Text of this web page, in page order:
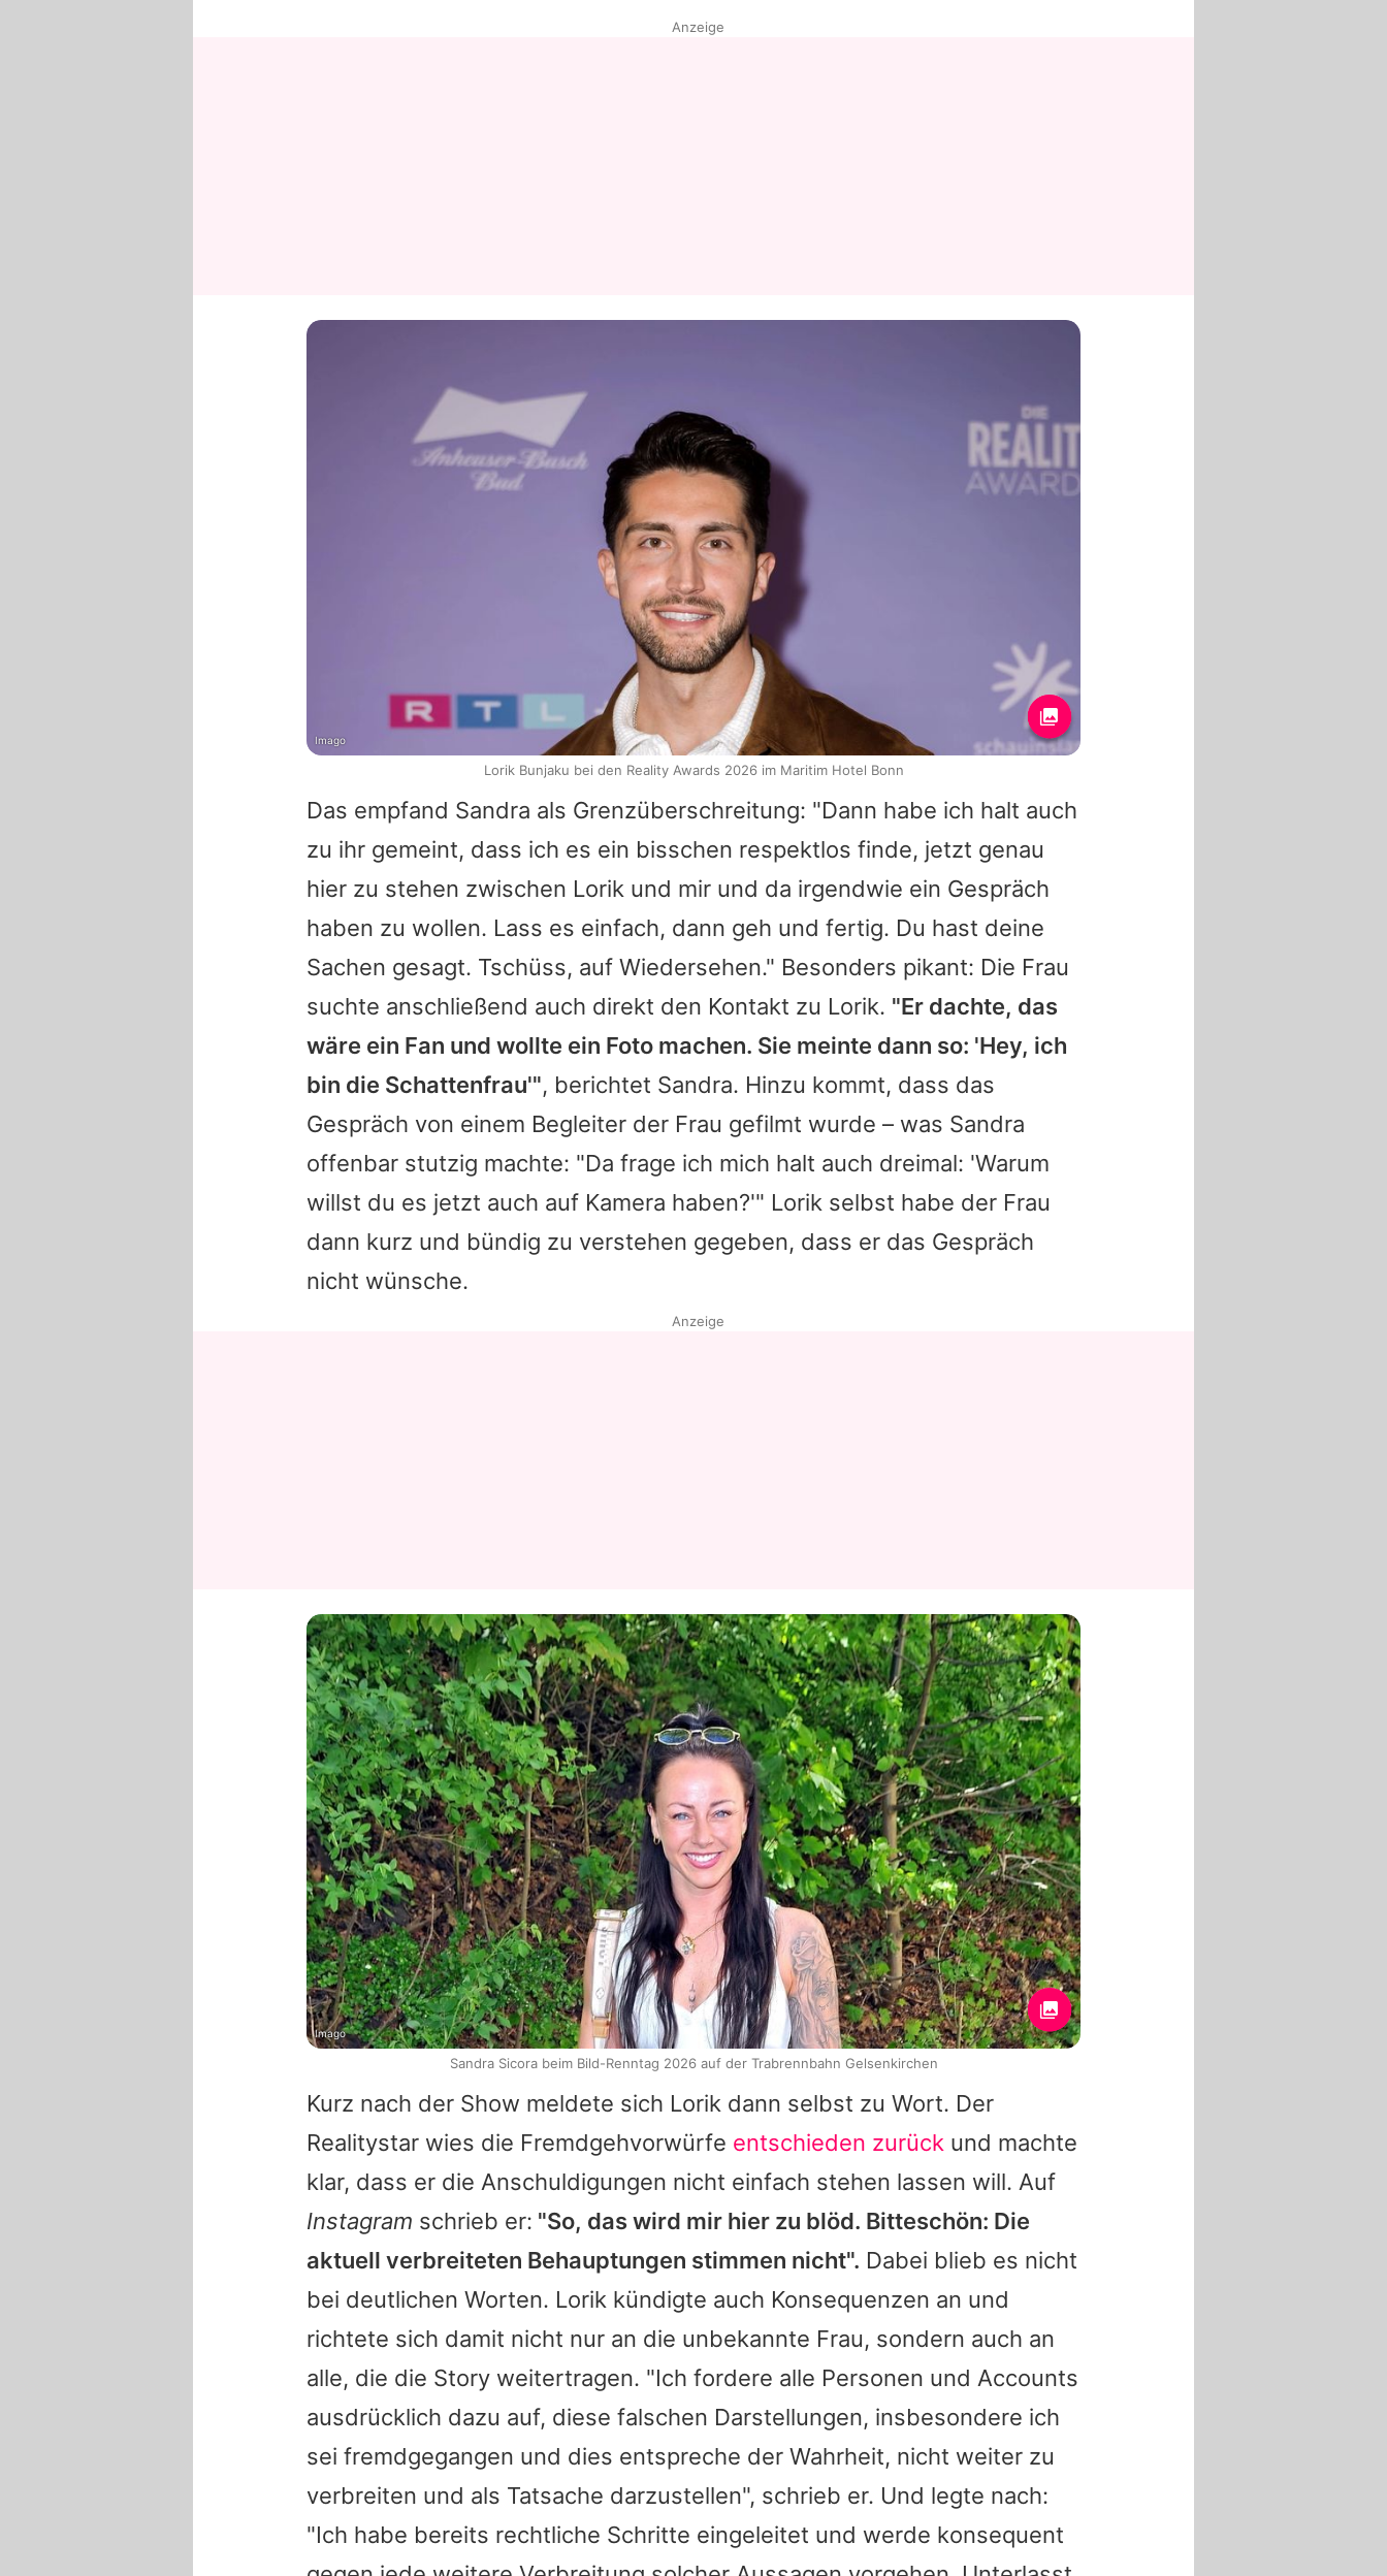
Das empfand Sandra als Grenzüberschreitung: "Dann habe ich halt auch
zu ihr gemeint, dass ich es ein bisschen respektlos finde, jetzt genau
hier zu stehen zwischen Lorik und mir und da irgendwie ein Gespräch
haben zu wollen. Lass es einfach, dann geh und fertig. Du hast deine
Sachen gesagt. Tschüss, auf Wiedersehen." Besonders pikant: Die Frau
suchte anschließend auch direkt den Kontakt zu Lorik. "Er dachte, das
wäre ein Fan und wollte ein Foto machen. Sie meinte dann so: 'Hey, ich
bin die Schattenfrau'", berichtet Sandra. Hinzu kommt, dass das
Gespräch von einem Begleiter der Frau gefilmt wurde – was Sandra
offenbar stutzig machte: "Da frage ich mich halt auch dreimal: 'Warum
willst du es jetzt auch auf Kamera haben?'" Lorik selbst habe der Frau
dann kurz und bündig zu verstehen gegeben, dass er das Gespräch
nicht wünsche.
Kurz nach der Show meldete sich Lorik dann selbst zu Wort. Der
Realitystar wies die Fremdgehvorwürfe entschieden zurück und machte
klar, dass er die Anschuldigungen nicht einfach stehen lassen will. Auf
Instagram schrieb er: "So, das wird mir hier zu blöd. Bitteschön: Die
aktuell verbreiteten Behauptungen stimmen nicht". Dabei blieb es nicht
bei deutlichen Worten. Lorik kündigte auch Konsequenzen an und
richtete sich damit nicht nur an die unbekannte Frau, sondern auch an
alle, die die Story weitertragen. "Ich fordere alle Personen und Accounts
ausdrücklich dazu auf, diese falschen Darstellungen, insbesondere ich
sei fremdgegangen und dies entspreche der Wahrheit, nicht weiter zu
verbreiten und als Tatsache darzustellen", schrieb er. Und legte nach:
"Ich habe bereits rechtliche Schritte eingeleitet und werde konsequent
Anzeige
Imago
Lorik Bunjaku bei den Reality Awards 2026 im Maritim Hotel Bonn
Anzeige
Imago
Sandra Sicora beim Bild-Renntag 2026 auf der Trabrennbahn Gelsenkirchen